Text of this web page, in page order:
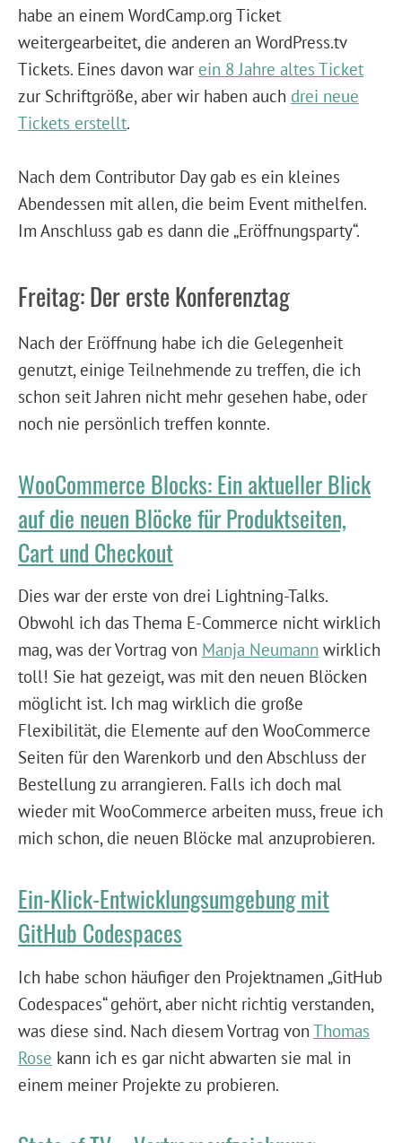
habe an einem WordCamp.org Ticket
weitergearbeitet, die anderen an WordPress.tv
Tickets. Eines davon war ein 8 Jahre altes Ticket
zur Schriftgröße, aber wir haben auch drei neue
Tickets erstellt.
Nach dem Contributor Day gab es ein kleines
Abendessen mit allen, die beim Event mithelfen.
Im Anschluss gab es dann die „Eröffnungsparty“.
Freitag: Der erste Konferenztag
Nach der Eröffnung habe ich die Gelegenheit
genutzt, einige Teilnehmende zu treffen, die ich
schon seit Jahren nicht mehr gesehen habe, oder
noch nie persönlich treffen konnte.
WooCommerce Blocks: Ein aktueller Blick
auf die neuen Blöcke für Produktseiten,
Cart und Checkout
Dies war der erste von drei Lightning-Talks.
Obwohl ich das Thema E-Commerce nicht wirklich
mag, was der Vortrag von Manja Neumann wirklich
toll! Sie hat gezeigt, was mit den neuen Blöcken
möglicht ist. Ich mag wirklich die große
Flexibilität, die Elemente auf den WooCommerce
Seiten für den Warenkorb und den Abschluss der
Bestellung zu arrangieren. Falls ich doch mal
wieder mit WooCommerce arbeiten muss, freue ich
mich schon, die neuen Blöcke mal anzuprobieren.
Ein-Klick-Entwicklungsumgebung mit
GitHub Codespaces
Ich habe schon häufiger den Projektnamen „GitHub
Codespaces“ gehört, aber nicht richtig verstanden,
was diese sind. Nach diesem Vortrag von Thomas
Rose kann ich es gar nicht abwarten sie mal in
einem meiner Projekte zu probieren.